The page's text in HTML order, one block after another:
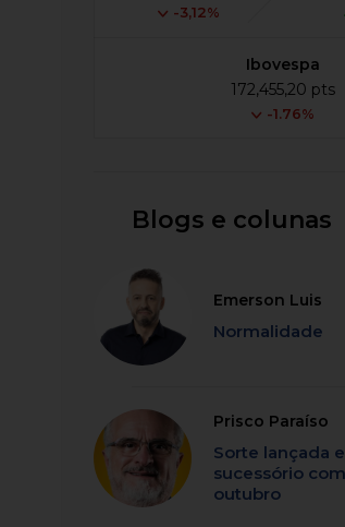
-3,12%
Ibovespa
172,455,20 pts
-1.76%
Blogs e colunas
Emerson Luis
Normalidade
Prisco Paraíso
Sorte lançada
sucessório
outubro